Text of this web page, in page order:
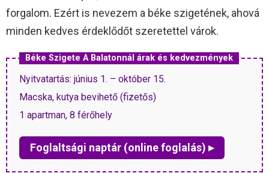
forgalom. Ezért is nevezem a béke szigetének, ahová
minden kedves érdeklődőt szeretettel várok.
Béke Szigete A Balatonnál árak és kedvezmények
Nyitvatartás: június 1. – október 15.
Macska, kutya bevihető (fizetős)
1 apartman, 8 férőhely
Foglaltsági naptár (online foglalás) ▸